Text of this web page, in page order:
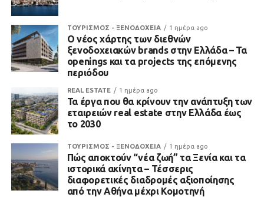
ΤΟΥΡΙΣΜΟΣ - ΞΕΝΟΔΟΧΕΙΑ 1 ημέρα ago
Ο νέος χάρτης των διεθνών
ξενοδοχειακών brands στην Ελλάδα – Τα
openings και τα projects της επόμενης
περιόδου
REAL ESTATE 1 ημέρα ago
Τα έργα που θα κρίνουν την ανάπτυξη των
εταιρειών real estate στην Ελλάδα έως
το 2030
ΤΟΥΡΙΣΜΟΣ - ΞΕΝΟΔΟΧΕΙΑ 1 ημέρα ago
Πώς αποκτούν “νέα ζωή” τα Ξενία και τα
ιστορικά ακίνητα – Τέσσερις
διαφορετικές διαδρομές αξιοποίησης
από την Αθήνα μέχρι Κομοτηνή